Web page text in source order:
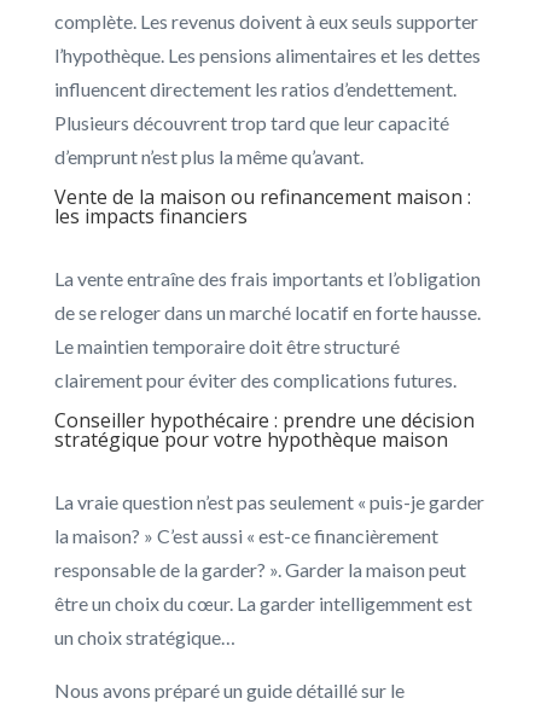
complète. Les revenus doivent à eux seuls supporter
l’hypothèque. Les pensions alimentaires et les dettes
influencent directement les ratios d’endettement.
Plusieurs découvrent trop tard que leur capacité
d’emprunt n’est plus la même qu’avant.
Vente de la maison ou refinancement maison :
les impacts financiers
La vente entraîne des frais importants et l’obligation
de se reloger dans un marché locatif en forte hausse.
Le maintien temporaire doit être structuré
clairement pour éviter des complications futures.
Conseiller hypothécaire : prendre une décision
stratégique pour votre hypothèque maison
La vraie question n’est pas seulement « puis-je garder
la maison? » C’est aussi « est-ce financièrement
responsable de la garder? ». Garder la maison peut
être un choix du cœur. La garder intelligemment est
un choix stratégique…
Nous avons préparé un guide détaillé sur le